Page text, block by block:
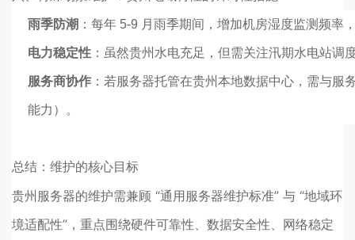
雨季防潮 ：每年 5-9 月雨季期间，增加机房湿度监测频
电力稳定性 ：虽然贵州水电充足，但需关注汛期水电站
服务商协作 ：若服务器托管在贵州本地数据中心，需与
能力）。
总结：维护的核心目标
贵州服务器的维护需兼顾 “通用服务器维护标准” 与 “地域环
境适配性”，重点围绕硬件可靠性、数据安全性、网络稳定